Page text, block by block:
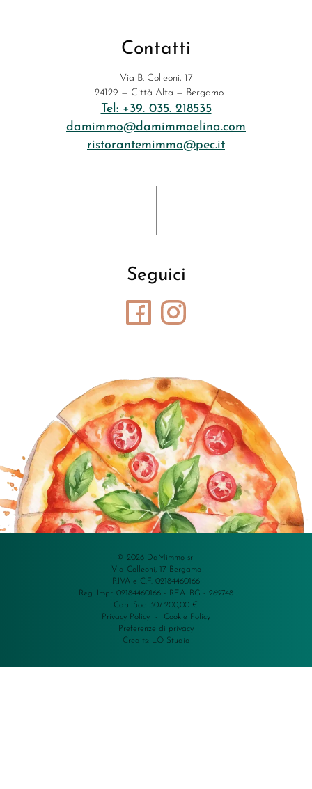
Contatti
Via B. Colleoni, 17
24129 — Città Alta — Bergamo
Tel: +39. 035. 218535
damimmo@damimmoelina.com
ristorantemimmo@pec.it
Seguici
© 2026 DaMimmo srl
Via Colleoni, 17 Bergamo
P.IVA e C.F. 02184460166
Reg. Impr. 02184460166 - REA: BG - 269748
Cap. Soc. 307.200,00 €
Privacy Policy - Cookie Policy
Preferenze di privacy
Credits:
LO Studio